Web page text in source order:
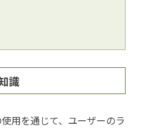
識
用を通じて、ユーザーのラ